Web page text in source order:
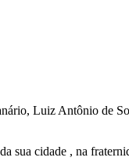
Luiz Antônio de
sua cidade , na